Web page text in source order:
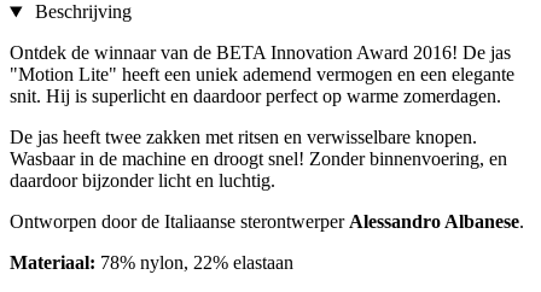
Beschrijving
Ontdek de winnaar van de BETA Innovation Award 2016! De jas
"Motion Lite" heeft een uniek ademend vermogen en een elegante
snit. Hij is superlicht en daardoor perfect op warme zomerdagen.
De jas heeft twee zakken met ritsen en verwisselbare knopen.
Wasbaar in de machine en droogt snel! Zonder binnenvoering, en
daardoor bijzonder licht en luchtig.
Ontworpen door de Italiaanse sterontwerper Alessandro Albanese.
Materiaal: 78% nylon, 22% elastaan